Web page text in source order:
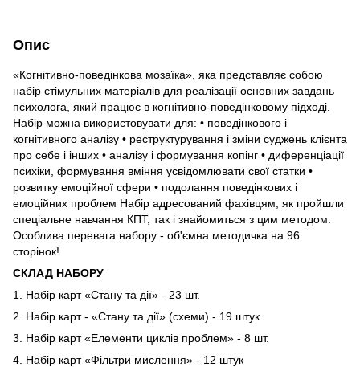
Опис
«Когнітивно-поведінкова мозаїка», яка представляє собою
набір стімульних матеріалів для реалізації основних завдань
психолога, який працює в когнітивно-поведінковому підході.
Набір можна використовувати для: • поведінкового і
когнітивного аналізу • реструктурування і зміни суджень клієнта
про себе і інших • аналізу і формування копінг • диференціації
психіки, формування вміння усвідомлювати свої статки •
розвитку емоційної сфери • подолання поведінкових і
емоційних проблем Набір адресований фахівцям, як пройшли
спеціальне навчання КПТ, так і знайомиться з цим методом.
Особлива перевага набору - об'ємна методичка на 96
сторінок!
СКЛАД НАБОРУ
1. Набір карт «Стану та дії» - 23 шт.
2. Набір карт - «Стану та дії» (схеми) - 19 штук
3. Набір карт «Елементи циклів проблем» - 8 шт.
4. Набір карт «Фільтри мислення» - 12 штук